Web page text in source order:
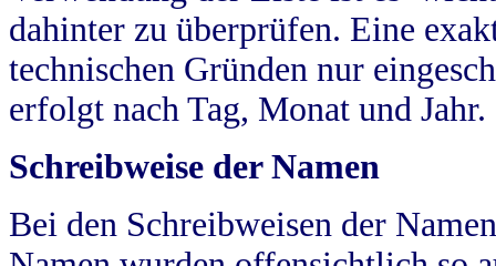
dahinter zu überprüfen. Eine
technischen Gründen nur
erfolgt nach Tag, Monat und Jahr.
Schreibweise der Namen
Bei den Schreibweisen der